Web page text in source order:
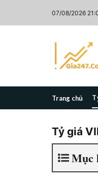
07/08/2026
Trang chủ
Tỷ giá
Mục